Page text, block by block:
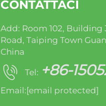
CONTATTACI
Add: Room 102, Building
Road, Taiping Town
China
Tel: +86-
Email:[email protected]